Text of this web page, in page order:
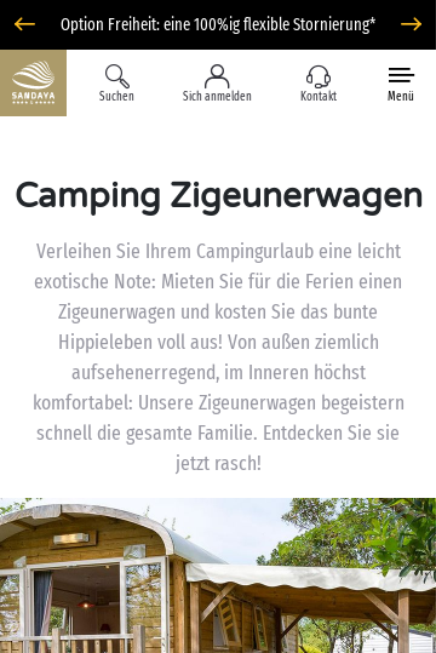
Option Freiheit: eine 100%ig flexible Stornierung*
Suchen Sich anmelden Kontakt Menü
Camping Zigeunerwagen
Verleihen Sie Ihrem Campingurlaub eine leicht
exotische Note: Mieten Sie für die Ferien einen
Zigeunerwagen und kosten Sie das bunte
Hippieleben voll aus! Von außen ziemlich
aufsehenerregend, im Inneren höchst
komfortabel: Unsere Zigeunerwagen begeistern
schnell die gesamte Familie. Entdecken Sie sie
jetzt rasch!